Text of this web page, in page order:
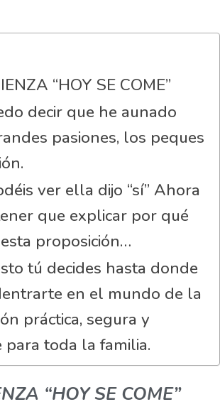
“HOY SE COME”
decir que he aunado
pasiones, los peques
ver ella dijo “sí” Ahora
que explicar por qué
proposición…
tú decides hasta donde
en el mundo de la
práctica, segura y
para toda la familia.
“HOY SE COME”